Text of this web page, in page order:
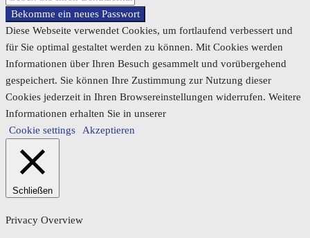
Bekomme ein neues Passwort
Diese Webseite verwendet Cookies, um fortlaufend verbessert und
für Sie optimal gestaltet werden zu können. Mit Cookies werden
Informationen über Ihren Besuch gesammelt und vorübergehend
gespeichert. Sie können Ihre Zustimmung zur Nutzung dieser
Cookies jederzeit in Ihren Browsereinstellungen widerrufen. Weitere
Informationen erhalten Sie in unserer
Cookie settings
Akzeptieren
Schließen
Privacy Overview